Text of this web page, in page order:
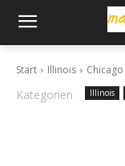
Start Illinois Chicago
Kategorien Illinois